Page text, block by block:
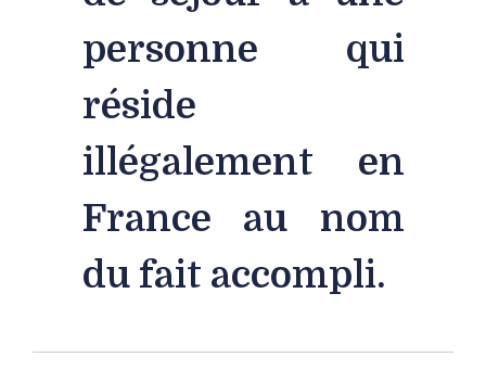
personne qui
réside
illégalement en
France au nom
du fait accompli.